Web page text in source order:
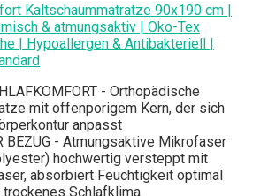
Kaltschaummatratze 90x190 cm |
& atmungsaktiv | Öko-Tex
| Hypoallergen & Antibakteriell |
- Orthopädische
mit offenporigem Kern, der sich
anpasst
BEZUG - Atmungsaktive Mikrofaser
hochwertig versteppt mit
absorbiert Feuchtigkeit optimal
Schlafklima